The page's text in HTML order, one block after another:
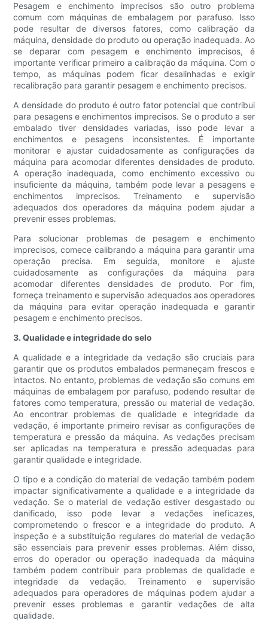
Pesagem e enchimento imprecisos são outro problema
comum com máquinas de embalagem por parafuso. Isso
pode resultar de diversos fatores, como calibração da
máquina, densidade do produto ou operação inadequada. Ao
se deparar com pesagem e enchimento imprecisos, é
importante verificar primeiro a calibração da máquina. Com o
tempo, as máquinas podem ficar desalinhadas e exigir
recalibração para garantir pesagem e enchimento precisos.
A densidade do produto é outro fator potencial que contribui
para pesagens e enchimentos imprecisos. Se o produto a ser
embalado tiver densidades variadas, isso pode levar a
enchimentos e pesagens inconsistentes. É importante
monitorar e ajustar cuidadosamente as configurações da
máquina para acomodar diferentes densidades de produto.
A operação inadequada, como enchimento excessivo ou
insuficiente da máquina, também pode levar a pesagens e
enchimentos imprecisos. Treinamento e supervisão
adequados dos operadores da máquina podem ajudar a
prevenir esses problemas.
Para solucionar problemas de pesagem e enchimento
imprecisos, comece calibrando a máquina para garantir uma
operação precisa. Em seguida, monitore e ajuste
cuidadosamente as configurações da máquina para
acomodar diferentes densidades de produto. Por fim,
forneça treinamento e supervisão adequados aos operadores
da máquina para evitar operação inadequada e garantir
pesagem e enchimento precisos.
3. Qualidade e integridade do selo
A qualidade e a integridade da vedação são cruciais para
garantir que os produtos embalados permaneçam frescos e
intactos. No entanto, problemas de vedação são comuns em
máquinas de embalagem por parafuso, podendo resultar de
fatores como temperatura, pressão ou material de vedação.
Ao encontrar problemas de qualidade e integridade da
vedação, é importante primeiro revisar as configurações de
temperatura e pressão da máquina. As vedações precisam
ser aplicadas na temperatura e pressão adequadas para
garantir qualidade e integridade.
O tipo e a condição do material de vedação também podem
impactar significativamente a qualidade e a integridade da
vedação. Se o material de vedação estiver desgastado ou
danificado, isso pode levar a vedações ineficazes,
comprometendo o frescor e a integridade do produto. A
inspeção e a substituição regulares do material de vedação
são essenciais para prevenir esses problemas. Além disso,
erros do operador ou operação inadequada da máquina
também podem contribuir para problemas de qualidade e
integridade da vedação. Treinamento e supervisão
adequados para operadores de máquinas podem ajudar a
prevenir esses problemas e garantir vedações de alta
qualidade.